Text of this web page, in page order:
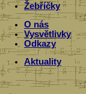
Žebříčky
O nás
Vysvětlivky
Odkazy
Aktuality